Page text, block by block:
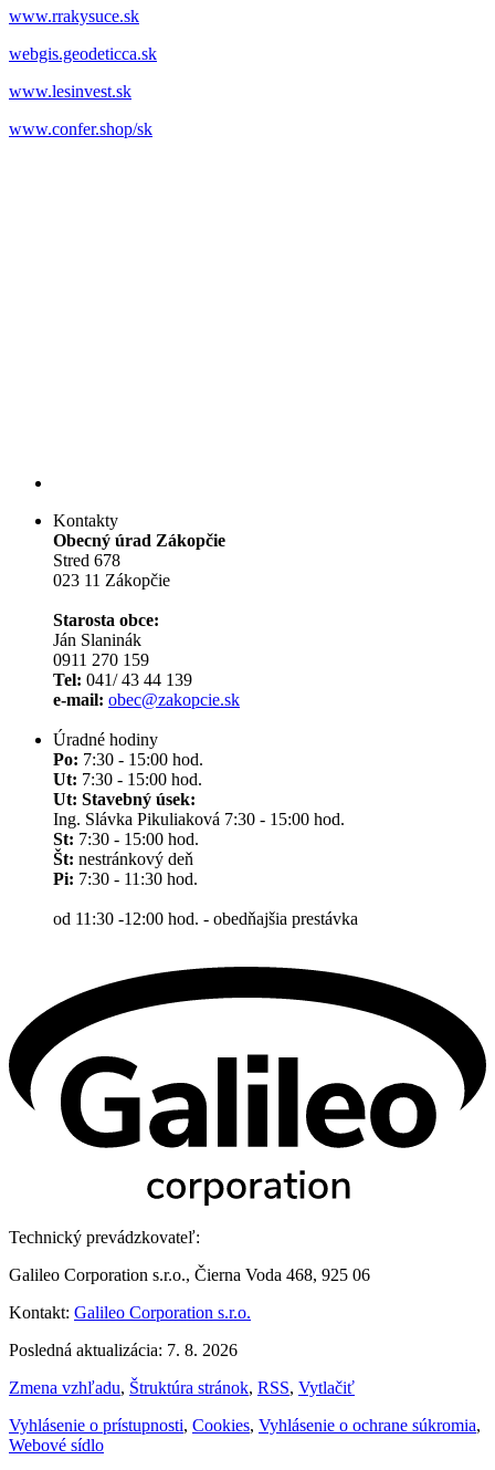
www.rrakysuce.sk
webgis.geodeticca.sk
www.lesinvest.sk
www.confer.shop/sk
Kontakty
Obecný úrad Zákopčie
Stred 678
023 11 Zákopčie
Starosta obce:
Ján Slaninák
0911 270 159
Tel: 041/ 43 44 139
e-mail: obec@zakopcie.sk
Úradné hodiny
Po: 7:30 - 15:00 hod.
Ut: 7:30 - 15:00 hod.
Ut: Stavebný úsek:
Ing. Slávka Pikuliaková 7:30 - 15:00 hod.
St: 7:30 - 15:00 hod.
Št: nestránkový deň
Pi: 7:30 - 11:30 hod.
od 11:30 -12:00 hod. - obedňajšia prestávka
Technický prevádzkovateľ:
Galileo Corporation s.r.o., Čierna Voda 468, 925 06
Kontakt: Galileo Corporation s.r.o.
Posledná aktualizácia: 7. 8. 2026
Zmena vzhľadu, Štruktúra stránok, RSS, Vytlačiť
Vyhlásenie o prístupnosti, Cookies, Vyhlásenie o ochrane súkromia,
Webové sídlo